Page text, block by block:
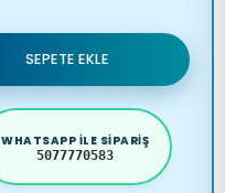
SEPETE EKLE
WHATSAPP ILE SIPARIŞ
5077770583